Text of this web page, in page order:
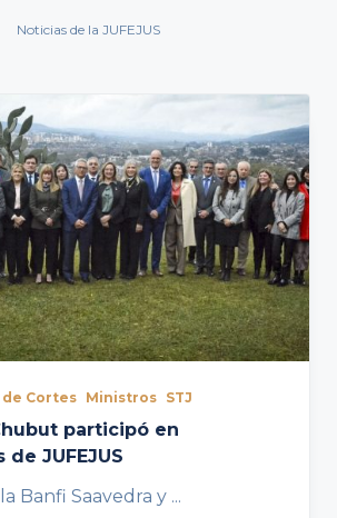
Noticias de la JUFEJUS
Cortes Ministros STJ
participó en
JUFEJUS
Banfi Saavedra y ...